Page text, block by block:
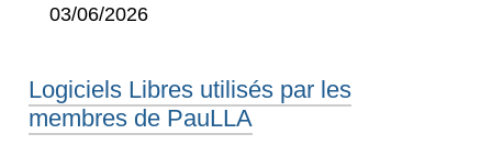
03/06/2026
Logiciels Libres utilisés par les
membres de PauLLA